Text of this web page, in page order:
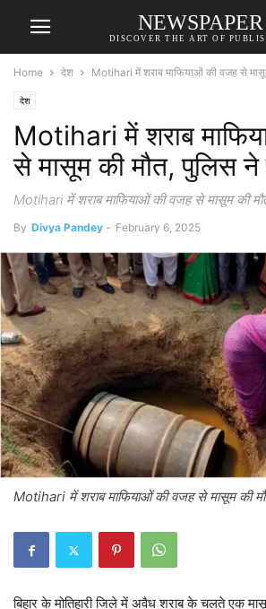
NEWSPAPER
DISCOVER THE ART OF
Home देश Motihari में शराब माफियाओं की वजह से
देश
Motihari में शराब
से मासूम की मौत, पुलिस
Motihari में शराब माफियाओं की वजह से मासूम की
By Divya Pandey - February 6, 2025
Motihari में शराब माफियाओं की वजह से मासूम की
बिहार के मोतिहारी जिले में अवैध शराब के चलते एक